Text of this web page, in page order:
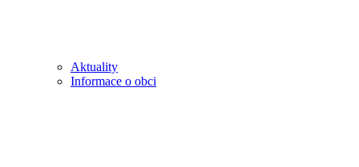
Aktuality
Informace o obci